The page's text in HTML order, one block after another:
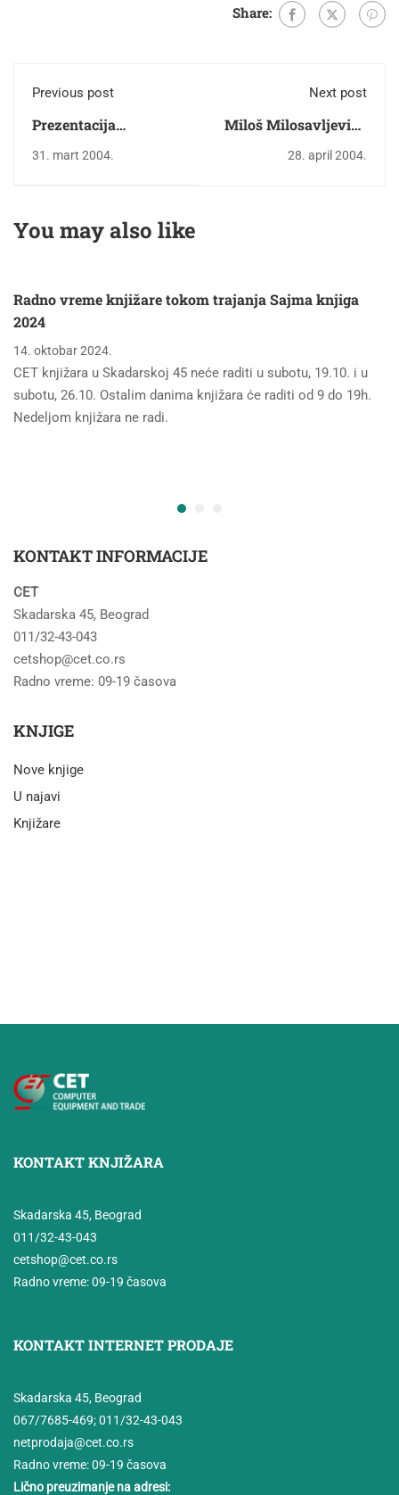
Share:
Previous post
Prezentacija
LOKVER-a
31. mart 2004.
Next post
Miloš Milosavljević -
Microsoft regionalni
direktor
28. april 2004.
You may also like
Radno vreme knjižare tokom trajanja Sajma knjiga
2024
14. oktobar 2024.
CET knjižara u Skadarskoj 45 neće raditi u subotu, 19.10. i u
subotu, 26.10. Ostalim danima knjižara će raditi od 9 do 19h.
Nedeljom knjižara ne radi.
KONTAKT INFORMACIJE
CET
Skadarska 45, Beograd
011/32-43-043
cetshop@cet.co.rs
Radno vreme: 09-19 časova
KNJIGE
Nove knjige
U najavi
Knjižare
KONTAKT KNJIŽARA
Skadarska 45, Beograd
011/32-43-043
cetshop@cet.co.rs
Radno vreme: 09-19 časova
KONTAKT INTERNET PRODAJE
Skadarska 45, Beograd
067/7685-469;011/32-43-043
netprodaja@cet.co.rs
Radno vreme: 09-19 časova
Lično preuzimanje na adresi: